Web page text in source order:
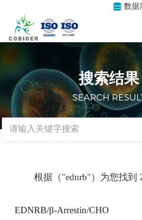
数据
搜索结果
SEARCH
根据（"ednrb"）为您找到
EDNRB/β-Arrestin/CHO